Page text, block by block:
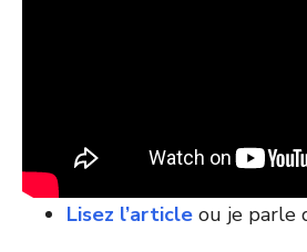
Lisez l’article ou je parle